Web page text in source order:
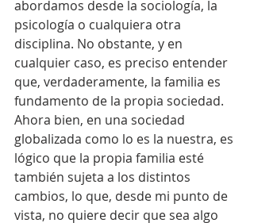
abordamos desde la sociología, la
psicología o cualquiera otra
disciplina. No obstante, y en
cualquier caso, es preciso entender
que, verdaderamente, la familia es
fundamento de la propia sociedad.
Ahora bien, en una sociedad
globalizada como lo es la nuestra, es
lógico que la propia familia esté
también sujeta a los distintos
cambios, lo que, desde mi punto de
vista, no quiere decir que sea algo